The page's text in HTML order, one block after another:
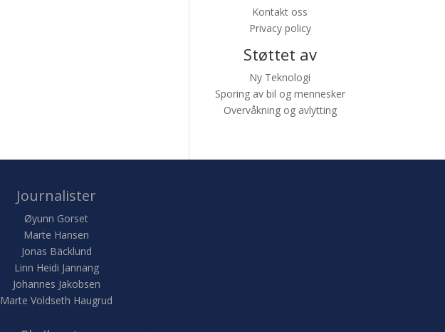
Kontakt oss
Privacy policy
Støttet av
Ny Teknologi
Sporing av bil og mennesker
Overvåkning og avlytting
Journalister
Øyunn Gorset
Marte Hansen
Jonas Bäcklund
Linn Heidi Jannang
Johannes Jakobsen
Marte Voldseth Haugrud